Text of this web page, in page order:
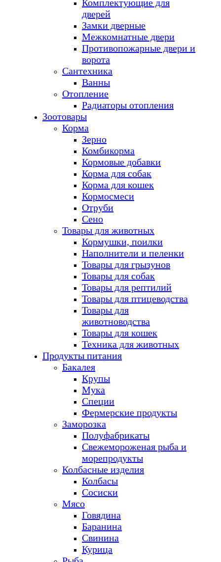
Комплектующие для
дверей
Замки дверные
Межкомнатные двери
Противопожарные двери и
ворота
Сантехника
Ванны
Отопление
Радиаторы отопления
Зоотовары
Корма
Зерно
Комбикорма
Кормовые добавки
Корма для собак
Корма для кошек
Кормосмеси
Отруби
Сено
Товары для животных
Кормушки, поилки
Наполнители и пеленки
Товары для грызунов
Товары для собак
Товары для рептилий
Товары для птицеводства
Товары для
животноводства
Товары для кошек
Техника для животных
Продукты питания
Бакалея
Крупы
Мука
Специи
Фермерские продукты
Заморозка
Полуфабрикаты
Свежемороженая рыба и
морепродукты
Колбасные изделия
Колбасы
Сосиски
Мясо
Говядина
Баранина
Свинина
Курица